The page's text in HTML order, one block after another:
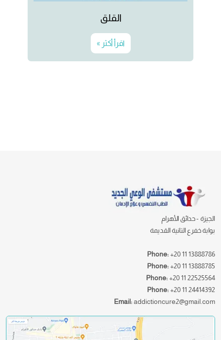
القلق
اقرأ أكثر »
الجيزة - حدائق الأهرام
بوابة خفرع التانية القديمة
Phone:+20 11 13888786
Phone:+20 11 13888785
Phone:+20 11 22525564
Phone:+20 11 24414392
Email:addictioncure2@gmail.com